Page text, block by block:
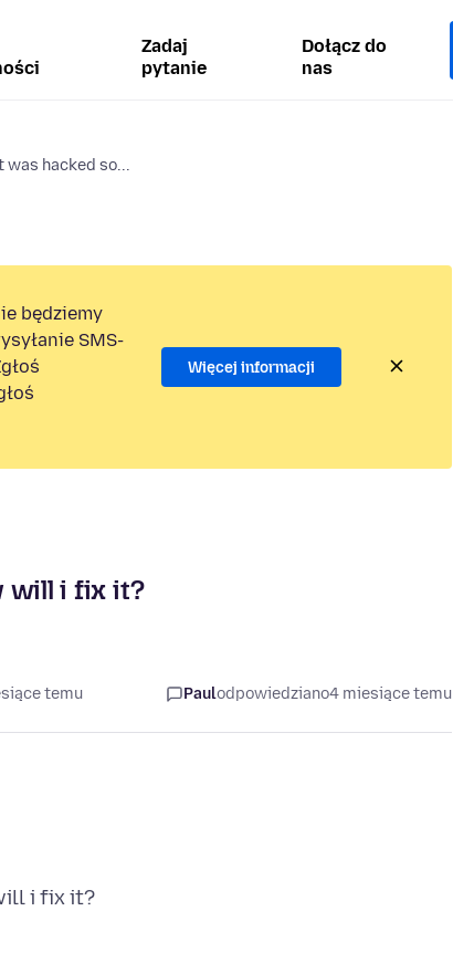
Zadaj
pytanie
Dołącz do
nas
was hacked so...
będziemy
SMS-
Więcej informacji
will i fix it?
temu Paulodpowiedziano4 miesiące temu